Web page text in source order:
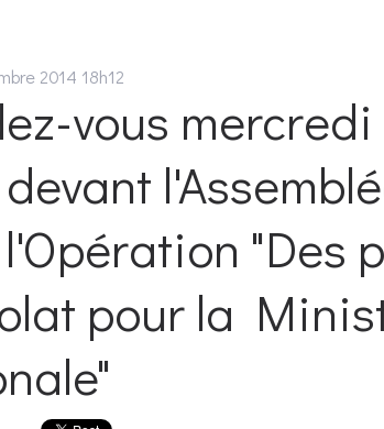
2014 18h12
vous
"Des
pour la